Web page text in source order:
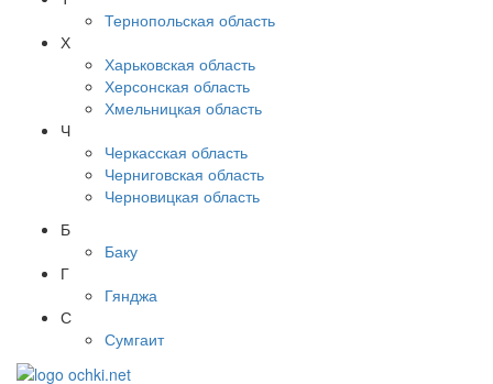
Тернопольская область
Х
Харьковская область
Херсонская область
Хмельницкая область
Ч
Черкасская область
Черниговская область
Черновицкая область
Б
Баку
Г
Гянджа
С
Сумгаит